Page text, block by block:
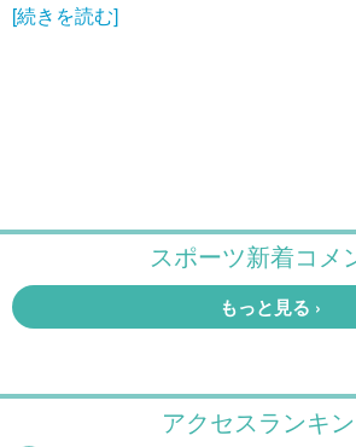
[続きを読む]
アクセスランキ